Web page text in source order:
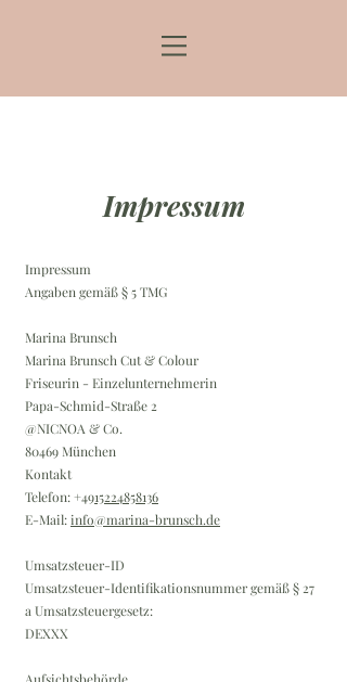
Impressum
Impressum
Angaben gemäß § 5 TMG
Marina Brunsch
Marina Brunsch Cut & Colour
Friseurin - Einzelunternehmerin
Papa-Schmid-Straße 2
@NICNOA & Co.
80469 München
Kontakt
Telefon: +4915224858136
E-Mail: info@marina-brunsch.de
Umsatzsteuer-ID
Umsatzsteuer-Identifikationsnummer gemäß § 27
a Umsatzsteuergesetz:
DEXXX